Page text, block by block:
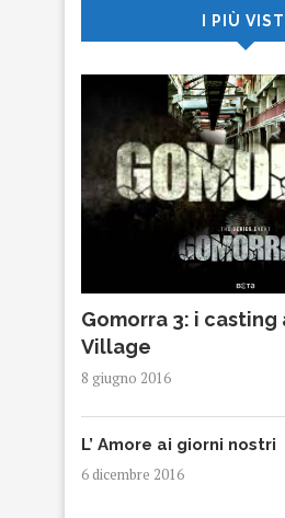
I PIÙ
Gomorra 3: i casting
Village
8 giugno 2016
L’ Amore ai giorni nostri
6 dicembre 2016